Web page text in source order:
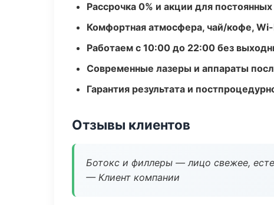
Рассрочка 0% и акции для
Комфортная атмосфера, чай/кофе,
Работаем с 10:00 до 22:00 без
Современные лазеры и аппараты
Гарантия результата и
Отзывы клиентов
Ботокс и филлеры — лицо свежее,
— Клиент компании